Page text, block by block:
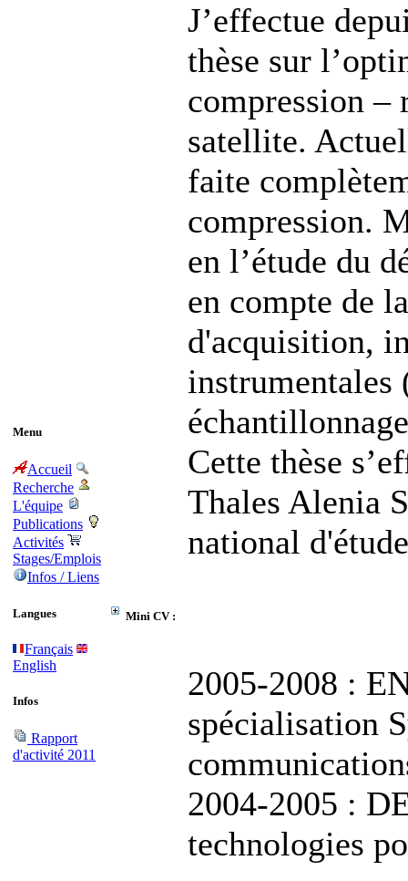
Menu
Accueil
Recherche
L'équipe
Publications
Activités
Stages/Emplois
Infos / Liens
Langues
Français
English
Infos
Rapport
d'activité 2011
J’effectue
thèse sur
compression –
satellite.
faite
compression.
en l’étude du
en compte de
d'acquisition,
Cette thèse
Thales Alenia
national
Mini CV :
2005-2008 :
spécialisation
2004-2005 :
technologies